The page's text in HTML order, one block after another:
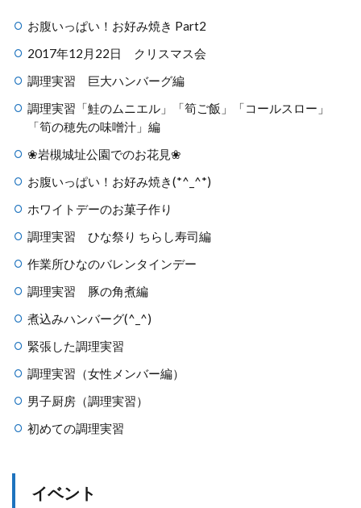
お腹いっぱい！お好み焼き Part2
2017年12月22日 クリスマス会
調理実習 巨大ハンバーグ編
調理実習「鮭のムニエル」「筍ご飯」「コールスロー」
「筍の穂先の味噌汁」編
❀岩槻城址公園でのお花見❀
お腹いっぱい！お好み焼き(*^_^*)
ホワイトデーのお菓子作り
調理実習 ひな祭り ちらし寿司編
作業所ひなのバレンタインデー
調理実習 豚の角煮編
煮込みハンバーグ(^_^)
緊張した調理実習
調理実習（女性メンバー編）
男子厨房（調理実習）
初めての調理実習
イベント